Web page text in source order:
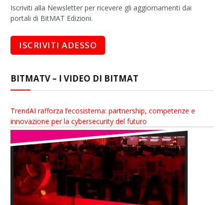
Iscriviti alla Newsletter per ricevere gli aggiornamenti dai
portali di BitMAT Edizioni.
BITMATV – I VIDEO DI BITMAT
TrendAI rafforza l’ecosistema: partnership, competenze e
innovazione per la cybersecurity del futuro